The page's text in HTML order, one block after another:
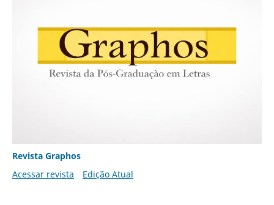
Revista Graphos
Acessar revista
Edição Atual